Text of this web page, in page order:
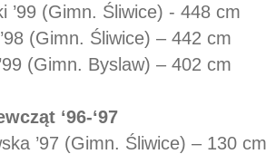
’99 (Gimn. Śliwice) - 448 cm
(Gimn. Śliwice) – 442 cm
(Gimn. Byslaw) – 402 cm
‘96-‘97
’97 (Gimn. Śliwice) – 130 cm